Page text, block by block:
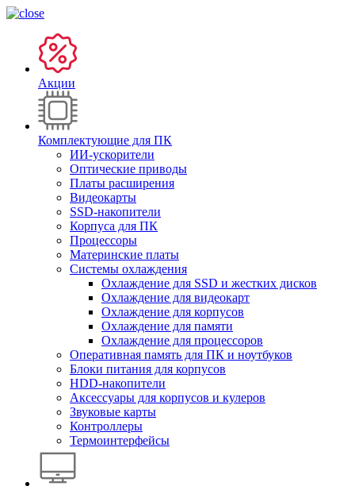
Акции
Комплектующие для ПК
ИИ-ускорители
Оптические приводы
Платы расширения
Видеокарты
SSD-накопители
Корпуса для ПК
Процессоры
Материнские платы
Системы охлаждения
Охлаждение для SSD и жестких дисков
Охлаждение для видеокарт
Охлаждение для корпусов
Охлаждение для памяти
Охлаждение для процессоров
Оперативная память для ПК и ноутбуков
Блоки питания для корпусов
HDD-накопители
Аксессуары для корпусов и кулеров
Звуковые карты
Контроллеры
Термоинтерфейсы